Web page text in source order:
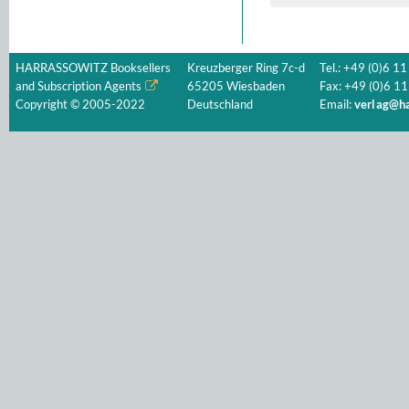
HARRASSOWITZ Booksellers
and Subscription Agents
Copyright © 2005-2022
Kreuzberger Ring 7c-d
65205 Wiesbaden
Deutschland
Tel.: +49 (0)6
Fax: +49 (0)6
Email: